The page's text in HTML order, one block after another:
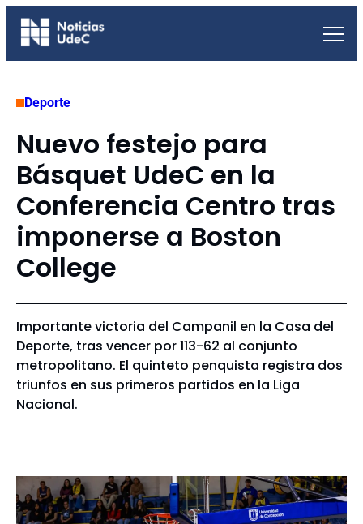
Saltar
Deporte
Nuevo festejo para
Básquet UdeC en la
Conferencia Centro tras
imponerse a Boston
College
Importante victoria del Campanil en la Casa del
Deporte, tras vencer por 113-62 al conjunto
metropolitano. El quinteto penquista registra dos
triunfos en sus primeros partidos en la Liga
Nacional.